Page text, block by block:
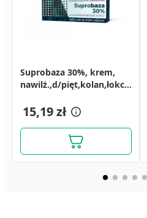
Suprobaza 30%, krem,
nawilż.,d/pięt,kolan,łokci,rąk,
15,19 zł